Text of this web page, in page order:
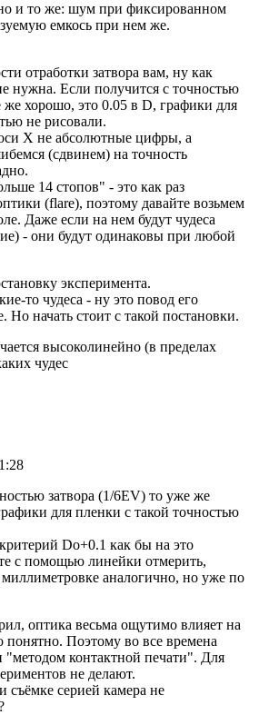
и то же: шум при фиксированном
емкось при нем же.
отработки затвора вам, ну как
нужна. Если получится с точностью
же хорошо, это 0.05 в D, графики для
не рисовали.
X не абсолютные цифры, а
(сдвинем) на точность
14 стопов" - это как раз
(flare), поэтому давайте возьмем
Даже если на нем будут чудеса
- они будут одинаковы при любой
эксперимента.
то чудеса - ну это повод его
Но начать стоит с такой постановки.
высоколинейно (в пределах
чудес
затвора (1/6EV) то уже же
для пленки с такой точностью
Dо+0.1 как бы на это
с помощью линейки отмерить,
аналогично, но уже по
оптика весьма ощутимо влияет на
понятно. Поэтому во все времена
"методом контактной печати". Для
не делают.
съёмке серией камера не